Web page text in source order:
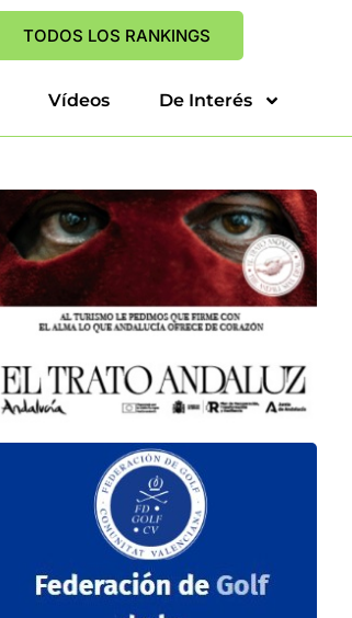
TODOS LOS RANKINGS
Vídeos De Interés